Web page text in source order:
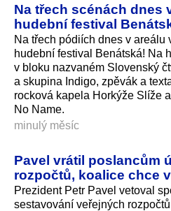
Na třech scénách dnes
hudební festival
Na třech pódiích dnes v areálu
hudební festival Benátská! Na
v bloku nazvaném Slovenský
a skupina Indigo, zpěvák a
rocková kapela Horkýže Slíže
No Name.
minulý měsíc
Pavel vrátil poslancům
rozpočtů, koalice chce
Prezident Petr Pavel vetoval
sestavování veřejných